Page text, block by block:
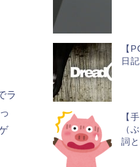
ラ
【
日
【
（
詞